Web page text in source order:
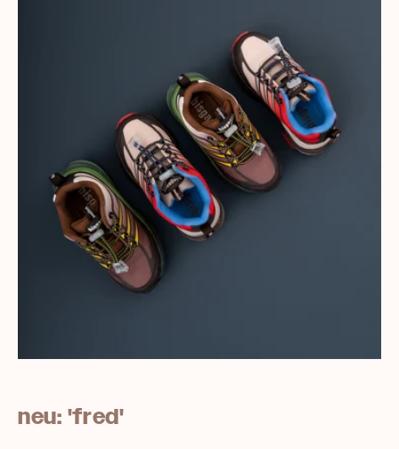
neu: 'fred'